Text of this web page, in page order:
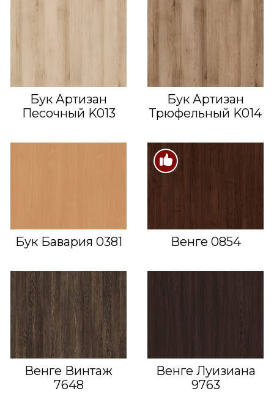
Бук Артизан
Песочный K013
Бук Артизан
Трюфельный K014
Бук Бавария 0381 Венге 0854
Венге Винтаж
7648
Венге Луизиана
9763